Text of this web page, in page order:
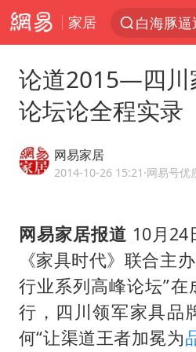
家居
“伊斯兰
论道2015—四川
论坛论全程实录
网易家居
2014-10-26 15:21 ·网易号优
网易家居报道 10月24
《家具时代》联合主
行业系列高峰论坛”
行，四川领军家具品
何“让渠道王者加冕为